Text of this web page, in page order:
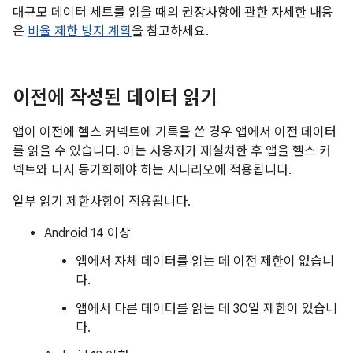
대규모 데이터 세트를 읽을 때의 권장사항에 관한 자세한 내용
은 비율 제한 방지 계획 을 참고하세요.
이전에 작성된 데이터 읽기
앱이 이전에 헬스 커넥트에 기록을 쓴 경우 앱에서 이전 데이터
를 읽을 수 있습니다. 이는 사용자가 재설치한 후 앱을 헬스 커
넥트와 다시 동기화해야 하는 시나리오에 적용됩니다.
일부 읽기 제한사항이 적용됩니다.
Android 14 이상
앱에서 자체 데이터를 읽는 데 이전 제한이 없습니
다.
앱에서 다른 데이터를 읽는 데 30일 제한이 있습니
다.